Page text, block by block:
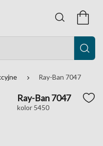
Ray-Ban 7047
Ray-Ban 7047
kolor 5450